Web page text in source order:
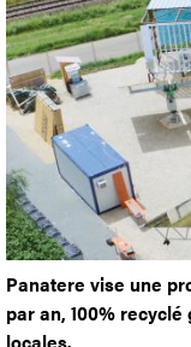
Panatere vise une
par an, 100%
locales.